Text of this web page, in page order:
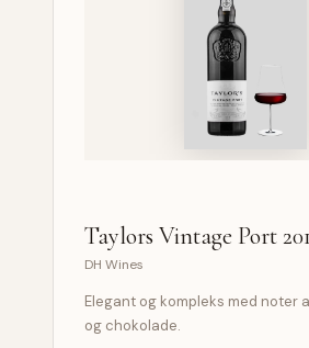
Taylors Vintage Port
DH Wines
Elegant og kompleks med noter
og chokolade.